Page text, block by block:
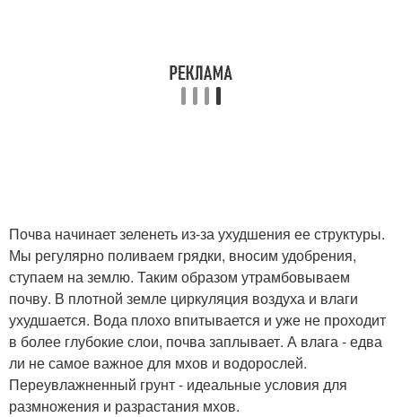
Почва начинает зеленеть из-за ухудшения ее структуры.
Мы регулярно поливаем грядки, вносим удобрения,
ступаем на землю. Таким образом утрамбовываем
почву. В плотной земле циркуляция воздуха и влаги
ухудшается. Вода плохо впитывается и уже не проходит
в более глубокие слои, почва заплывает. А влага - едва
ли не самое важное для мхов и водорослей.
Переувлажненный грунт - идеальные условия для
размножения и разрастания мхов.